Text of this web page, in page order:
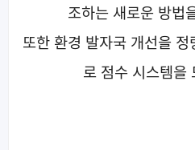
조하는 새로운 방법
또한 환경 발자국 개선을 정
로 점수 시스템을